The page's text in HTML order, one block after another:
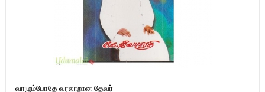
வாழும்போதே வரலாறான தேவர்